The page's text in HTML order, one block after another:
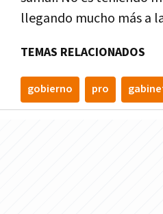
llegando mucho más a
TEMAS RELACIONADOS
gobierno pro